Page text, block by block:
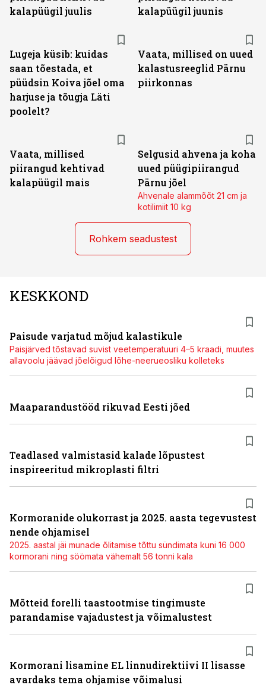
kalapüügil juulis
kalapüügil juunis
Lugeja küsib: kuidas
saan tõestada, et
püüdsin Koiva jõel oma
harjuse ja tõugja Läti
poolelt?
Vaata, millised on uued
kalastusreeglid Pärnu
piirkonnas
Vaata, millised
piirangud kehtivad
kalapüügil mais
Selgusid ahvena ja koha
uued püügipiirangud
Pärnu jõel
Ahvenale alammõõt 21 cm ja
kotilimiit 10 kg
Rohkem seadustest
KESKKOND
Paisude varjatud mõjud kalastikule
Paisjärved tõstavad suvist veetemperatuuri 4–5 kraadi, muutes
allavoolu jäävad jõelõigud lõhe-neerueosliku kolleteks
Maaparandustööd rikuvad Eesti jõed
Teadlased valmistasid kalade lõpustest
inspireeritud mikroplasti filtri
Kormoranide olukorrast ja 2025. aasta tegevustest
nende ohjamisel
2025. aastal jäi munade õlitamise tõttu sündimata kuni 16 000
kormorani ning söömata vähemalt 56 tonni kala
Mõtteid forelli taastootmise tingimuste
parandamise vajadustest ja võimalustest
Kormorani lisamine EL linnudirektiivi II lisasse
avardaks tema ohjamise võimalusi